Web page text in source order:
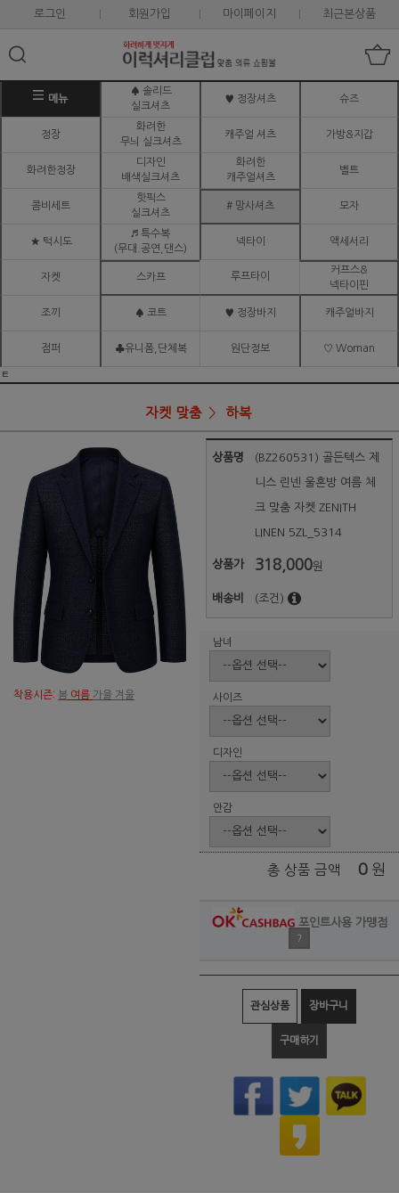
로그인 회원가입 마이페이지 최근본상품
메뉴
♠ 솔리드
실크셔츠
♥ 정장셔츠 슈즈
정장
화려한
무늬 실크셔츠
캐주얼 셔츠 가방&지갑
화려한정장
디자인
배색실크셔츠
화려한
캐주얼셔츠
벨트
콤비세트
핫픽스
실크셔츠
# 망사셔츠 모자
★ 턱시도
♬ 특수복
(무대.공연,댄스)
넥타이 액세서리
자켓 스카프 루프타이
커프스&
넥타이핀
조끼 ♠ 코트 ♥ 정장바지 캐주얼바지
점퍼 ♣유니폼,단체복 원단정보 ♡ Woman
ㅌ
자켓 맞춤 하복
착용시즌: 봄 여름 가을 겨울
상품명 (BZ260531) 골든텍스 제
니스 린넨 울혼방 여름 체
크 맞춤 자켓 ZENITH
LINEN 5ZL_5314
상품가 318,000원
배송비 (조건)
남녀
사이즈
디자인
안감
총 상품 금액 0 원
포인트사용 가맹점
?
관심상품 장바구니
구매하기